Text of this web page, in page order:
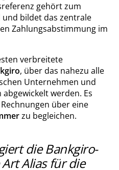
gehört zum
bildet das zentrale
Zahlungsabstimmung im
verbreitete
, über das nahezu alle
Unternehmen und
werden. Es
über eine
zu begleichen.
die Bankgiro-
Alias für die